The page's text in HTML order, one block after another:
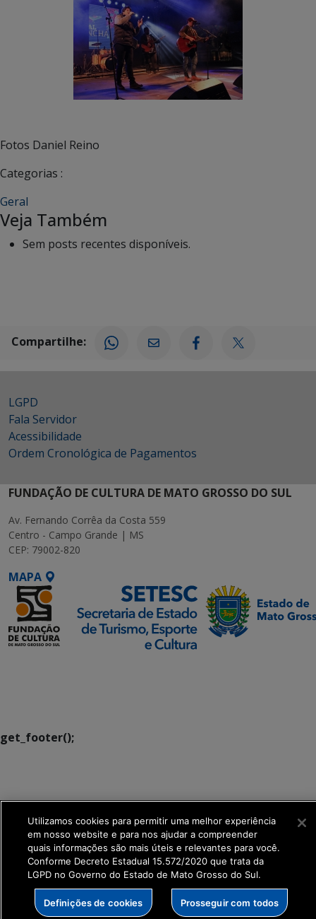
Fotos Daniel Reino
Categorias :
Geral
Veja Também
Sem posts recentes disponíveis.
Compartilhe:
LGPD
Fala Servidor
Acessibilidade
Ordem Cronológica de Pagamentos
FUNDAÇÃO DE CULTURA DE MATO GROSSO DO SUL
Av. Fernando Corrêa da Costa 559
Centro - Campo Grande | MS
CEP: 79002-820
MAPA
get_footer();
Utilizamos cookies para permitir uma melhor experiência
em nosso website e para nos ajudar a compreender
quais informações são mais úteis e relevantes para você.
Conforme Decreto Estadual 15.572/2020 que trata da
LGPD no Governo do Estado de Mato Grosso do Sul.
Definições de cookies Prosseguir com todos